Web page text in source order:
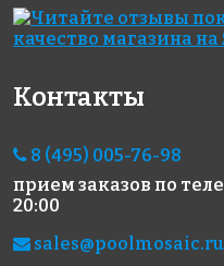
Rose NA 15
327x327
Rose
Golden Effect
Rose A
Контакты
8 (495) 005-76-98
прием заказов по
20:00
sales@poolmosaic.ru